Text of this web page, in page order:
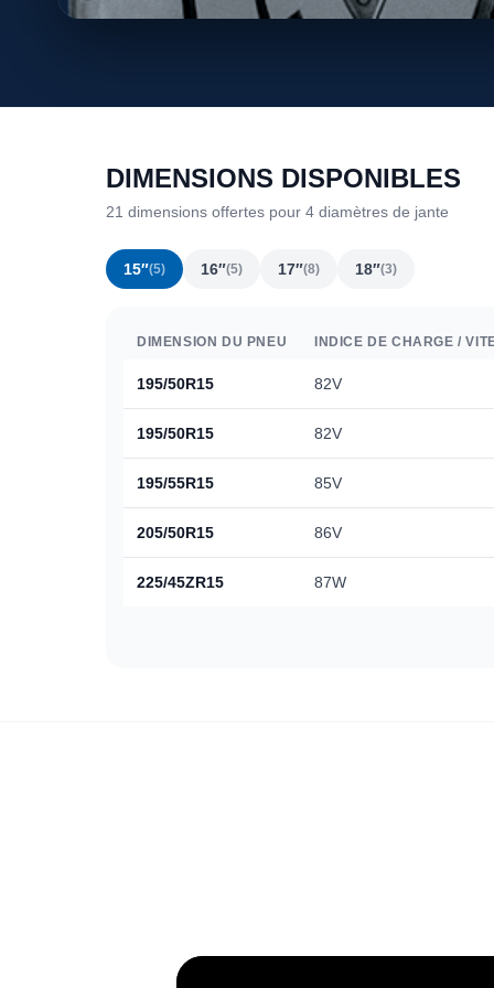
DIMENSIONS DISPONIBLES
21 dimensions offertes pour 4 diamètres de jante
15″(5) 16″(5) 17″(8) 18″(3)
DIMENSION DU PNEU INDICE DE CHARGE /
195/50R15 82V
195/50R15 82V
195/55R15 85V
205/50R15 86V
225/45ZR15 87W